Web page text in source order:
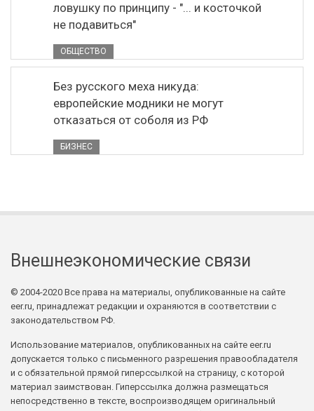
ловушку по принципу - "... и косточкой
не подавиться"
ОБЩЕСТВО
Без русского меха никуда:
европейские модники не могут
отказаться от соболя из РФ
БИЗНЕС
Внешнеэкономические связи
© 2004-2020 Все права на материалы, опубликованные на сайте
eer.ru, принадлежат редакции и охраняются в соответствии с
законодательством РФ.
Использование материалов, опубликованных на сайте eer.ru
допускается только с письменного разрешения правообладателя
и с обязательной прямой гиперссылкой на страницу, с которой
материал заимствован. Гиперссылка должна размещаться
непосредственно в тексте, воспроизводящем оригинальный